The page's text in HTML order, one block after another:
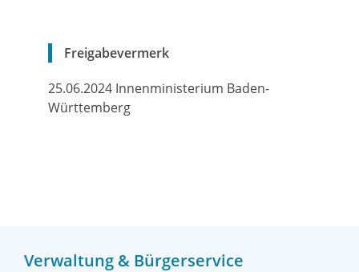
Verwaltung & Bürgerservice
Freigabevermerk
25.06.2024 Innenministerium Baden-
Württemberg